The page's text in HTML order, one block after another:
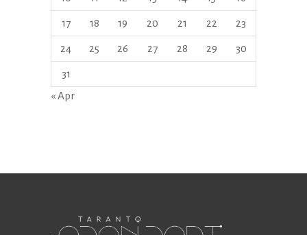
17 18 19 20 21 22 23
24 25 26 27 28 29 30
31
« Apr